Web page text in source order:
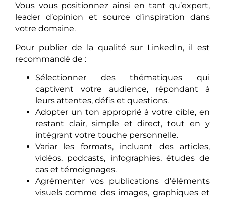
Vous vous positionnez ainsi en tant qu’expert,
leader d’opinion et source d’inspiration dans
votre domaine.
Pour publier de la qualité sur LinkedIn, il est
recommandé de :
Sélectionner des thématiques qui
captivent votre audience, répondant à
leurs attentes, défis et questions.
Adopter un ton approprié à votre cible, en
restant clair, simple et direct, tout en y
intégrant votre touche personnelle.
Variar les formats, incluant des articles,
vidéos, podcasts, infographies, études de
cas et témoignages.
Agrémenter vos publications d’éléments
visuels comme des images, graphiques et